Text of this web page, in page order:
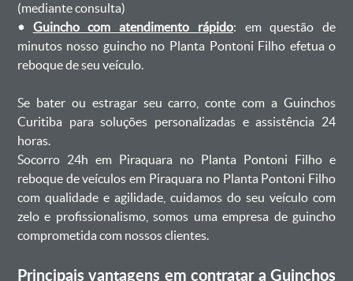
(mediante consulta)
• Guincho com atendimento rápido: em questão de
minutos nosso guincho no Planta Pontoni Filho efetua o
reboque de seu veículo.
Se bater ou estragar seu carro, conte com a Guinchos
Curitiba para soluções personalizadas e assistência 24
horas.
Socorro 24h em Piraquara no Planta Pontoni Filho e
reboque de veículos em Piraquara no Planta Pontoni Filho
com qualidade e agilidade, cuidamos do seu veículo com
zelo e profissionalismo, somos uma empresa de guincho
comprometida com nossos clientes.
Principais vantagens em contratar a Guinchos